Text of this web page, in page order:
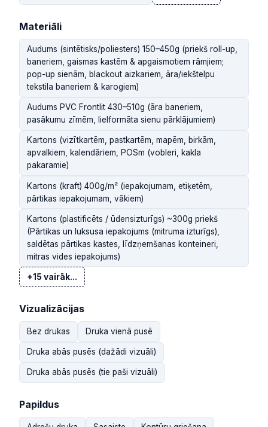
Materiāli
Audums (sintētisks/poliesters) 150–450g (priekš roll-up,
baneriem, gaismas kastēm & apgaismotiem rāmjiem;
pop-up sienām, blackout aizkariem, āra/iekštelpu
tekstila baneriem & karogiem)
Audums PVC Frontlit 430–510g (āra baneriem,
pasākumu zīmēm, lielformāta sienu pārklājumiem)
Kartons (vizītkartēm, pastkartēm, mapēm, birkām,
apvalkiem, kalendāriem, POSm (vobleri, kakla
pakaramie)
Kartons (kraft) 400g/m² (iepakojumam, etiķetēm,
pārtikas iepakojumam, vākiem)
Kartons (plastificēts / ūdensizturīgs) ~300g priekš
(Pārtikas un luksusa iepakojums (mitruma izturīgs),
saldētas pārtikas kastes, līdzņemšanas konteineri,
mitras vides iepakojums)
+15 vairāk...
Vizualizācijas
Bez drukas Druka vienā pusē
Druka abās pusēs (dažādi vizuāli)
Druka abās pusēs (tie paši vizuāli)
Papildus